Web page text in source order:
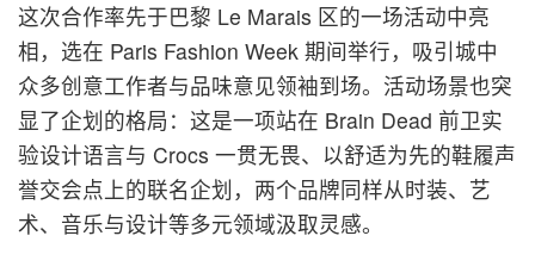
这次合作率先于巴黎 Le Marais 区的一场活动中亮
相，选在 Paris Fashion Week 期间举行，吸引城中
众多创意工作者与品味意见领袖到场。活动场景也突
显了企划的格局：这是一项站在 Brain Dead 前卫实
验设计语言与 Crocs 一贯无畏、以舒适为先的鞋履声
誉交会点上的联名企划，两个品牌同样从时装、艺
术、音乐与设计等多元领域汲取灵感。